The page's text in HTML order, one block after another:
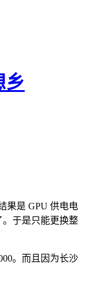
乡
果是 GPU 供电电
。于是只能更换整
。而且因为长沙